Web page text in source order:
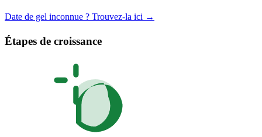
Date de gel inconnue ? Trouvez-la ici →
Étapes de croissance